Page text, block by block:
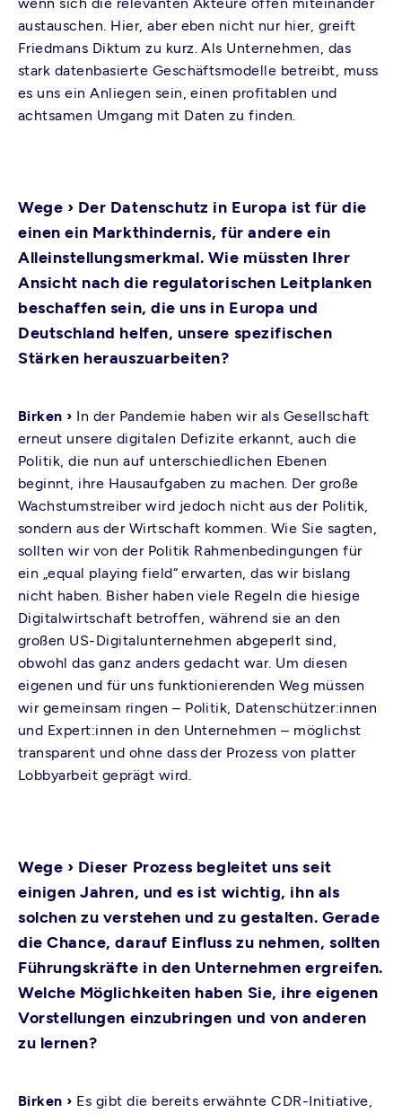
austauschen. Hier, aber eben nicht nur hier, greift
Friedmans Diktum zu kurz. Als Unternehmen, das
stark datenbasierte Geschäftsmodelle betreibt, muss
es uns ein Anliegen sein, einen profitablen und
achtsamen Umgang mit Daten zu finden.
Wege › Der Datenschutz in Europa ist für die
einen ein Markthindernis, für andere ein
Alleinstellungsmerkmal. Wie müssten Ihrer
Ansicht nach die regulatorischen Leitplanken
beschaffen sein, die uns in Europa und
Deutschland helfen, unsere spezifischen
Stärken herauszuarbeiten?
Birken › In der Pandemie haben wir als Gesellschaft
erneut unsere digitalen Defizite erkannt, auch die
Politik, die nun auf unterschiedlichen Ebenen
beginnt, ihre Hausaufgaben zu machen. Der große
Wachstumstreiber wird jedoch nicht aus der Politik,
sondern aus der Wirtschaft kommen. Wie Sie sagten,
sollten wir von der Politik Rahmenbedingungen für
ein „equal playing field“ erwarten, das wir bislang
nicht haben. Bisher haben viele Regeln die hiesige
Digitalwirtschaft betroffen, während sie an den
großen US-Digitalunternehmen abgeperlt sind,
obwohl das ganz anders gedacht war. Um diesen
eigenen und für uns funktionierenden Weg müssen
wir gemeinsam ringen – Politik, Datenschützer:innen
und Expert:innen in den Unternehmen – möglichst
transparent und ohne dass der Prozess von platter
Lobbyarbeit geprägt wird.
Wege › Dieser Prozess begleitet uns seit
einigen Jahren, und es ist wichtig, ihn als
solchen zu verstehen und zu gestalten. Gerade
die Chance, darauf Einfluss zu nehmen, sollten
Führungskräfte in den Unternehmen ergreifen.
Welche Möglichkeiten haben Sie, ihre eigenen
Vorstellungen einzubringen und von anderen
zu lernen?
Birken › Es gibt die bereits erwähnte CDR-Initiative,